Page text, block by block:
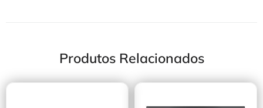
Produtos Relacionados